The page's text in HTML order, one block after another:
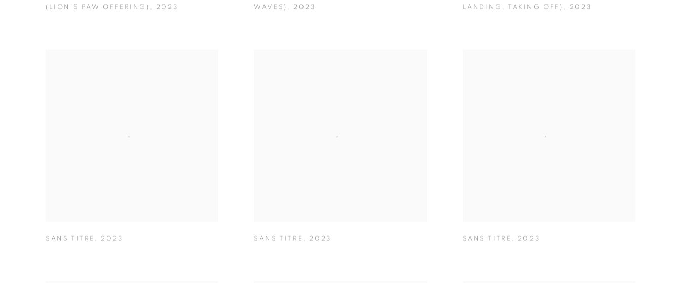
(LION’S PAW OFFERING) , 2023 WAVES) , 2023 LANDING , TAKING OFF) , 2023
SANS TITRE , 2023 SANS TITRE , 2023 SANS TITRE , 2023